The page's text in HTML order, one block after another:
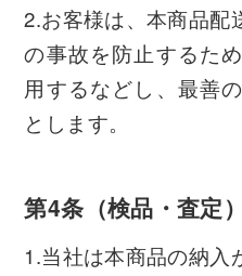
2.お客様は、本商品配
の事故を防止するた
用するなどし、最善
とします。
第4条（検品・査定）
1.当社は本商品の納入